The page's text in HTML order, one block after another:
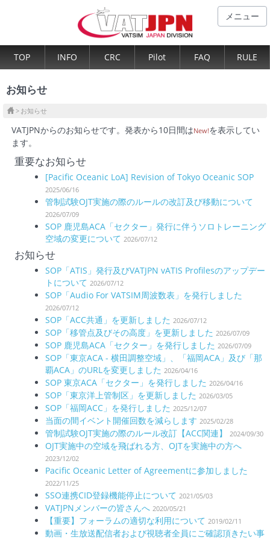
メニュー
TOP INFO CRC Pilot FAQ RULE
お知らせ
お知らせ
VATJPNからのお知らせです。発表から10日間はNew!を表示してい
ます。
重要なお知らせ
[Pacific Oceanic LoA] Revision of Tokyo Oceanic SOP
2025/06/16
管制試験OJT実施の際のルールの改訂及び移動について
2026/07/09
SOP 鹿児島ACA「セクター」発行に伴うソロトレーニング
空域の変更について 2026/07/12
お知らせ
SOP「ATIS」発行及びVATJPN vATIS Profilesのアップデー
トについて 2026/07/12
SOP「Audio For VATSIM周波数表」を発行しました
2026/07/12
SOP「ACC共通」を更新しました 2026/07/12
SOP「移管点及びその高度」を更新しました 2026/07/09
SOP 鹿児島ACA「セクター」を発行しました 2026/07/09
SOP「東京ACA - 横田調整空域」、「福岡ACA」及び「那
覇ACA」のURLを変更しました 2026/04/16
SOP 東京ACA「セクター」を発行しました 2026/04/16
SOP「東京洋上管制区」を更新しました 2026/03/05
SOP「福岡ACC」を発行しました 2025/12/07
当面の間イベント開催回数を減らします 2025/02/28
管制試験OJT実施の際のルール改訂【ACC関連】 2024/09/30
OJT実施中の空域を飛ばれる方、OJTを実施中の方へ
2023/12/02
Pacific Oceanic Letter of Agreementに参加しました
2022/11/25
SSO連携CID登録機能停止について 2021/05/03
VATJPNメンバーの皆さんへ 2020/05/21
【重要】フォーラムの適切な利用について 2019/02/11
動画・生放送配信者および視聴者全員にご確認頂きたい事